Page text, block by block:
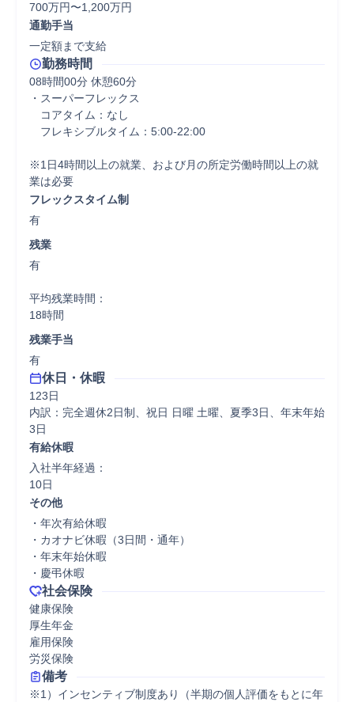
700万円〜1,200万円
通勤手当
一定額まで支給
勤務時間
08時間00分 休憩60分
・スーパーフレックス
コアタイム：なし
フレキシブルタイム：5:00-22:00
※1日4時間以上の就業、および月の所定労働時間以上の就
業は必要
フレックスタイム制
有
残業
有
平均残業時間：
18時間
残業手当
有
休日・休暇
123日
内訳：完全週休2日制、祝日 日曜 土曜、夏季3日、年末年始
3日
有給休暇
入社半年経過：
10日
その他
・年次有給休暇
・カオナビ休暇（3日間・通年）
・年末年始休暇
・慶弔休暇
社会保険
健康保険
厚生年金
雇用保険
労災保険
備考
※1）インセンティブ制度あり（半期の個人評価をもとに年